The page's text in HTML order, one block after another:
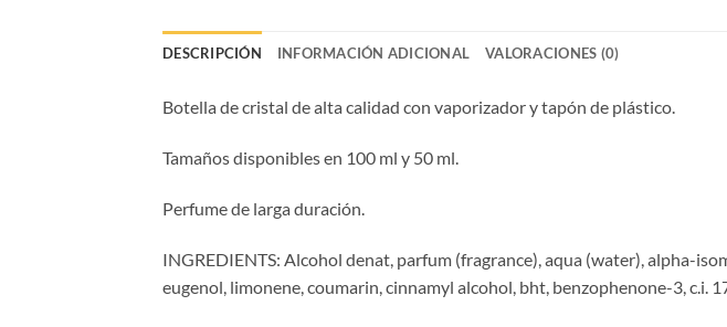
DESCRIPCIÓN INFORMACIÓN ADICIONAL VALORACIONES (0)
Botella de cristal de alta calidad con vaporizador y tapón de plástico.
Tamaños disponibles en 100 ml y 50 ml.
Perfume de larga duración.
INGREDIENTS: Alcohol denat, parfum (fragrance), aqua (water), alpha-
eugenol, limonene, coumarin, cinnamyl alcohol, bht, benzophenone-3, c.i.